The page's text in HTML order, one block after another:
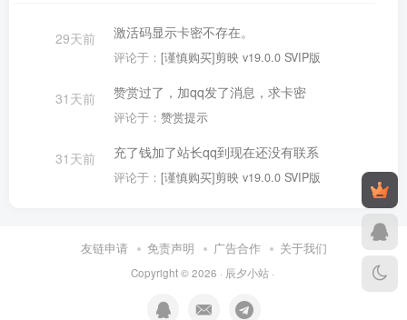
29天前 激活码显示卡密不存在。
评论于： [谨慎购买]剪映 v19.0.0 SVIP版
31天前 赞赏过了，加qq发了消息，求卡密
评论于： 赞赏提示
31天前 充了钱加了站长qq到现在还没有联系
评论于： [谨慎购买]剪映 v19.0.0 SVIP版
友链申请 免责声明 广告合作 关于我们
Copyright © 2026 · 辰夕小站·